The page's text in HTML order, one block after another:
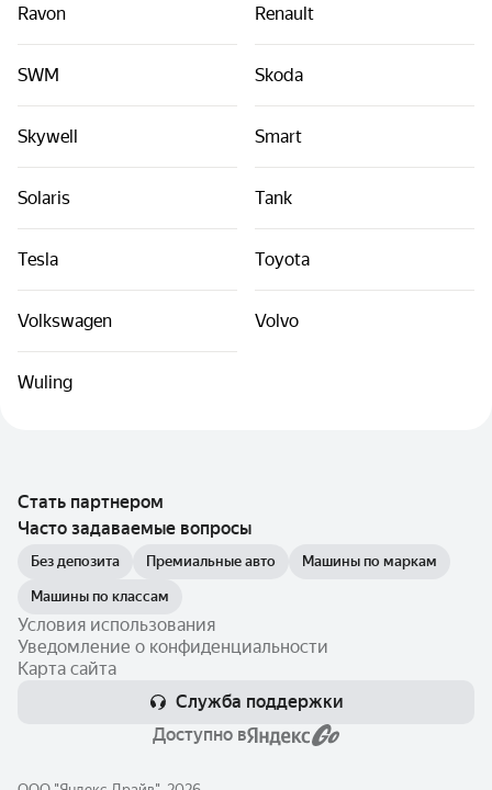
Ravon Renault
SWM Skoda
Skywell Smart
Solaris Tank
Tesla Toyota
Volkswagen Volvo
Wuling
Стать партнером
Часто задаваемые вопросы
Без депозита Премиальные авто Машины по маркам
Машины по классам
Условия использования
Уведомление о конфиденциальности
Карта сайта
Служба поддержки
Доступно в